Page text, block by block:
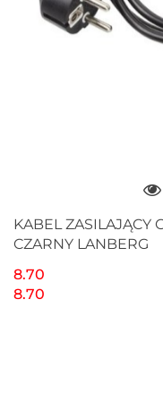
KABEL ZASILAJĄCY
CZARNY LANBERG
8.70
8.70